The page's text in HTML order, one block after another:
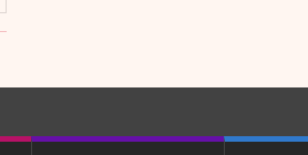
Bankaların